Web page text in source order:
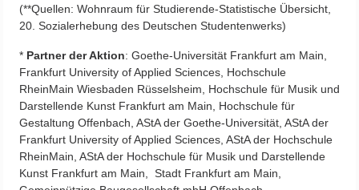
(**Quellen: Wohnraum für Studierende-Statistische Übersicht,
20. Sozialerhebung des Deutschen Studentenwerks)
* Partner der Aktion: Goethe-Universität Frankfurt am Main,
Frankfurt University of Applied Sciences, Hochschule
RheinMain Wiesbaden Rüsselsheim, Hochschule für Musik und
Darstellende Kunst Frankfurt am Main, Hochschule für
Gestaltung Offenbach, AStA der Goethe-Universität, AStA der
Frankfurt University of Applied Sciences, AStA der Hochschule
RheinMain, AStA der Hochschule für Musik und Darstellende
Kunst Frankfurt am Main, Stadt Frankfurt am Main,